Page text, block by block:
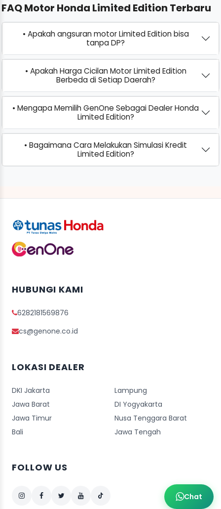
FAQ Motor Honda Limited Edition Terbaru
• Apakah angsuran motor Limited Edition bisa
tanpa DP?
• Apakah Harga Cicilan Motor Limited Edition
Berbeda di Setiap Daerah?
• Mengapa Memilih GenOne Sebagai Dealer Honda
Limited Edition?
• Bagaimana Cara Melakukan Simulasi Kredit
Limited Edition?
HUBUNGI KAMI
6282181569876
cs@genone.co.id
LOKASI DEALER
DKI Jakarta
Lampung
Jawa Barat
DI Yogyakarta
Jawa Timur
Nusa Tenggara Barat
Bali
Jawa Tengah
FOLLOW US
Chat